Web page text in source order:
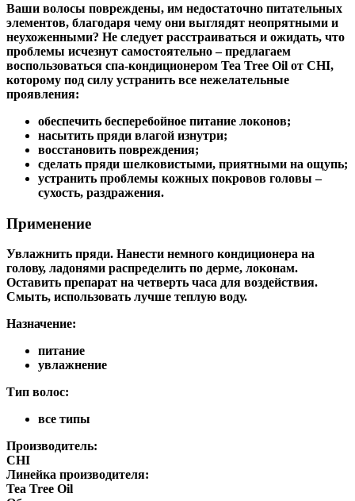
Ваши волосы повреждены, им недостаточно питательных
элементов, благодаря чему они выглядят неопрятными и
неухоженными? Не следует расстраиваться и ожидать, что
проблемы исчезнут самостоятельно – предлагаем
воспользоваться спа-кондиционером Tea Tree Oil от CHI,
которому под силу устранить все нежелательные
проявления:
обеспечить бесперебойное питание локонов;
насытить пряди влагой изнутри;
восстановить повреждения;
сделать пряди шелковистыми, приятными на ощупь;
устранить проблемы кожных покровов головы –
сухость, раздражения.
Применение
Увлажнить пряди. Нанести немного кондиционера на
голову, ладонями распределить по дерме, локонам.
Оставить препарат на четверть часа для воздействия.
Смыть, использовать лучше теплую воду.
Назначение:
питание
увлажнение
Тип волос:
все типы
Производитель:
CHI
Линейка производителя:
Tea Tree Oil